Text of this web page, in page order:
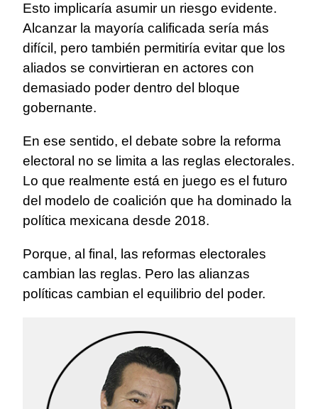
Esto implicaría asumir un riesgo evidente.
Alcanzar la mayoría calificada sería más
difícil, pero también permitiría evitar que los
aliados se convirtieran en actores con
demasiado poder dentro del bloque
gobernante.
En ese sentido, el debate sobre la reforma
electoral no se limita a las reglas electorales.
Lo que realmente está en juego es el futuro
del modelo de coalición que ha dominado la
política mexicana desde 2018.
Porque, al final, las reformas electorales
cambian las reglas. Pero las alianzas
políticas cambian el equilibrio del poder.